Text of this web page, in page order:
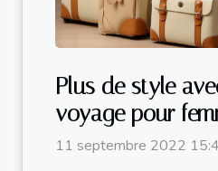
Plus de style
voyage pour
11 septembre 2022